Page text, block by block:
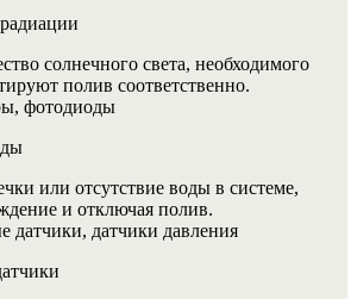
солнечного света, необходимого
полив соответственно.
фотодиоды
или отсутствие воды в системе,
и отключая полив.
датчики, датчики давления